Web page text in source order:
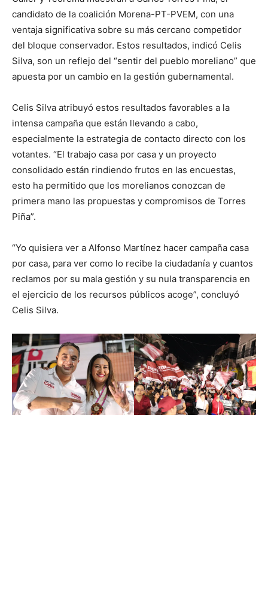
candidato de la coalición Morena-PT-PVEM, con una
ventaja significativa sobre su más cercano competidor
del bloque conservador. Estos resultados, indicó Celis
Silva, son un reflejo del “sentir del pueblo moreliano” que
apuesta por un cambio en la gestión gubernamental.
Celis Silva atribuyó estos resultados favorables a la
intensa campaña que están llevando a cabo,
especialmente la estrategia de contacto directo con los
votantes. “El trabajo casa por casa y un proyecto
consolidado están rindiendo frutos en las encuestas,
esto ha permitido que los morelianos conozcan de
primera mano las propuestas y compromisos de Torres
Piña”.
“Yo quisiera ver a Alfonso Martínez hacer campaña casa
por casa, para ver como lo recibe la ciudadanía y cuantos
reclamos por su mala gestión y su nula transparencia en
el ejercicio de los recursos públicos acoge”, concluyó
Celis Silva.